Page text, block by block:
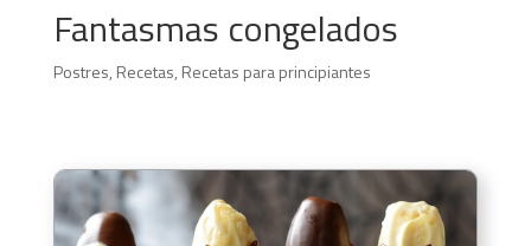
Fantasmas congelados
Postres, Recetas, Recetas para principiantes